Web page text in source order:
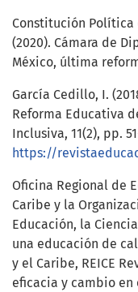
Constitución Política
(2020). Cámara de
México, última
García Cedillo, I.
Reforma Educativa
Inclusiva, 11(2), pp.
https://
Oficina Regional de
Caribe y la
Educación, la
una educación de
y el Caribe, REICE
eficacia y cambio en